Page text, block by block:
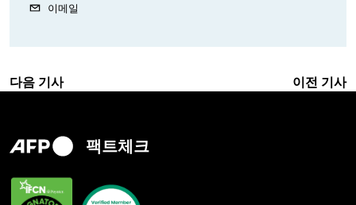
이메일
다음 기사 이전 기사
팩트체크